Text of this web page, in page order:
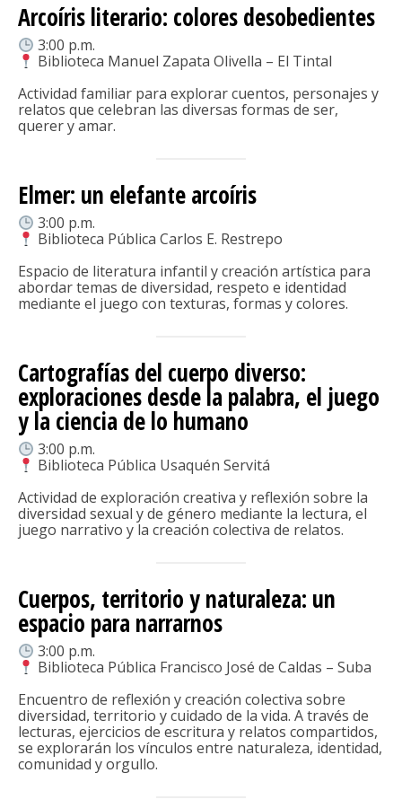
Arcoíris literario: colores desobedientes
3:00 p.m.
Biblioteca Manuel Zapata Olivella – El Tintal
Actividad familiar para explorar cuentos, personajes y
relatos que celebran las diversas formas de ser,
querer y amar.
Elmer: un elefante arcoíris
3:00 p.m.
Biblioteca Pública Carlos E. Restrepo
Espacio de literatura infantil y creación artística para
abordar temas de diversidad, respeto e identidad
mediante el juego con texturas, formas y colores.
Cartografías del cuerpo diverso:
exploraciones desde la palabra, el juego
y la ciencia de lo humano
3:00 p.m.
Biblioteca Pública Usaquén Servitá
Actividad de exploración creativa y reflexión sobre la
diversidad sexual y de género mediante la lectura, el
juego narrativo y la creación colectiva de relatos.
Cuerpos, territorio y naturaleza: un
espacio para narrarnos
3:00 p.m.
Biblioteca Pública Francisco José de Caldas – Suba
Encuentro de reflexión y creación colectiva sobre
diversidad, territorio y cuidado de la vida. A través de
lecturas, ejercicios de escritura y relatos compartidos,
se explorarán los vínculos entre naturaleza, identidad,
comunidad y orgullo.